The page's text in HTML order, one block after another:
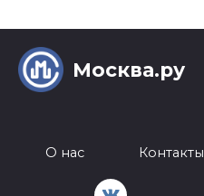
Москва.ру
О нас Контакты